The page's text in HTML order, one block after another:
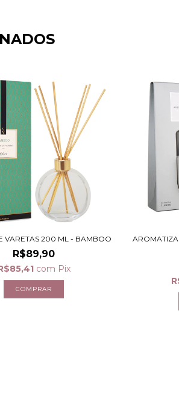
VARETAS 200 ML - BAMBOO
R$89,90
com Pix